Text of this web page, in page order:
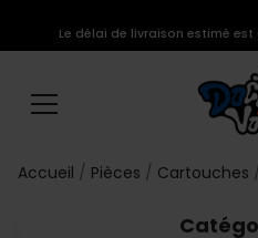
Le délai de livraison estimé
Accueil Pièces Cartouches